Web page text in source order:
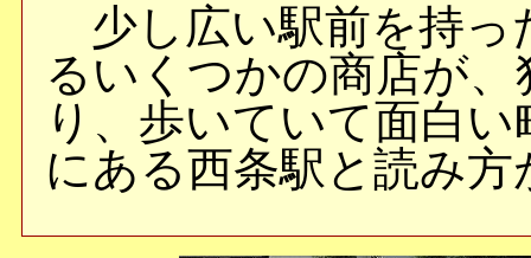
少し広い駅前を持っ
るいくつかの商店が
り、歩いていて面白
にある西条駅と読み